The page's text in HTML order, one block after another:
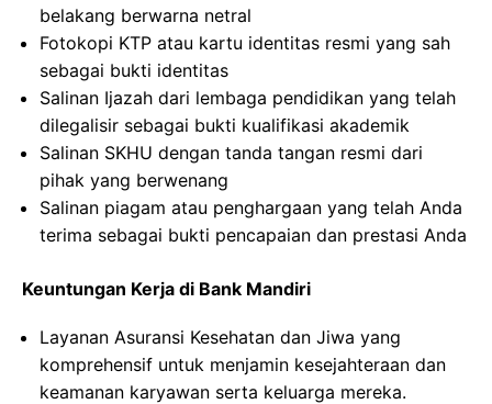
belakang berwarna netral
Fotokopi KTP atau kartu identitas resmi yang sah
sebagai bukti identitas
Salinan Ijazah dari lembaga pendidikan yang telah
dilegalisir sebagai bukti kualifikasi akademik
Salinan SKHU dengan tanda tangan resmi dari
pihak yang berwenang
Salinan piagam atau penghargaan yang telah Anda
terima sebagai bukti pencapaian dan prestasi Anda
Keuntungan Kerja di Bank Mandiri
Layanan Asuransi Kesehatan dan Jiwa yang
komprehensif untuk menjamin kesejahteraan dan
keamanan karyawan serta keluarga mereka.